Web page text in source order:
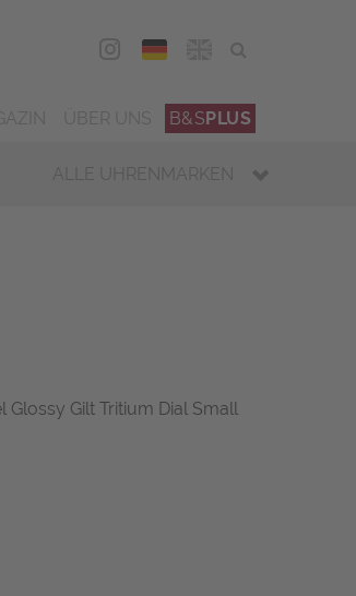
DEU
B&SPLUS
ALLE UHRENMARKEN
Glossy Gilt Tritium Dial Small